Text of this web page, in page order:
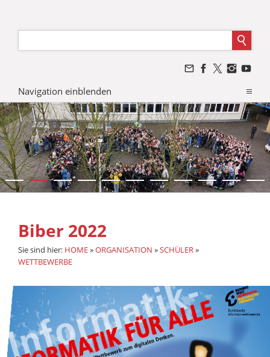
Navigation einblenden
Biber 2022
Sie sind hier: HOME»ORGANISATION »SCHÜLER»
WETTBEWERBE